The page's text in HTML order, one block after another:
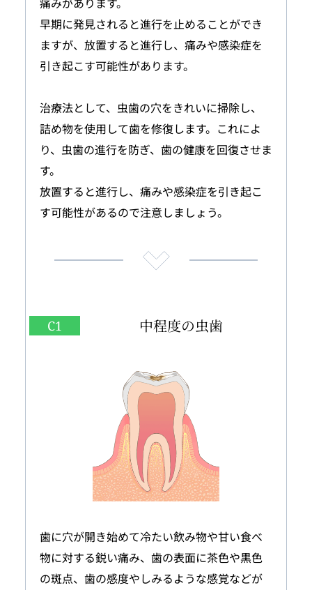
早期に発見されると進行を止めることができ
ますが、放置すると進行し、痛みや感染症を
引き起こす可能性があります。
治療法として、虫歯の穴をきれいに掃除し、
詰め物を使用して歯を修復します。これによ
り、虫歯の進行を防ぎ、歯の健康を回復させま
す。
放置すると進行し、痛みや感染症を引き起こ
す可能性があるので注意しましょう。
C1 中程度の虫歯
歯に穴が開き始めて冷たい飲み物や甘い食べ
物に対する鋭い痛み、歯の表面に茶色や黒色
の斑点、歯の感度やしみるような感覚などが